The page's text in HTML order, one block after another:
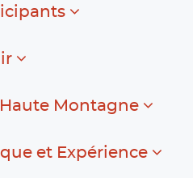
Montagne
et Expérience